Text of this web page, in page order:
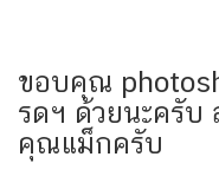
ขอบคุณ
รดฯ ด้วยนะครับ
คุณแม็กครับ